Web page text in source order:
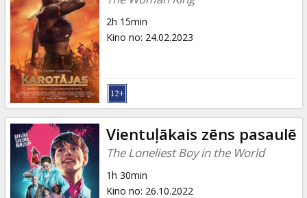
2h 15min
Kino no: 24.02.2023
Vientuļākais zēns pasaulē
The Loneliest Boy in the World
1h 30min
Kino no: 26.10.2022